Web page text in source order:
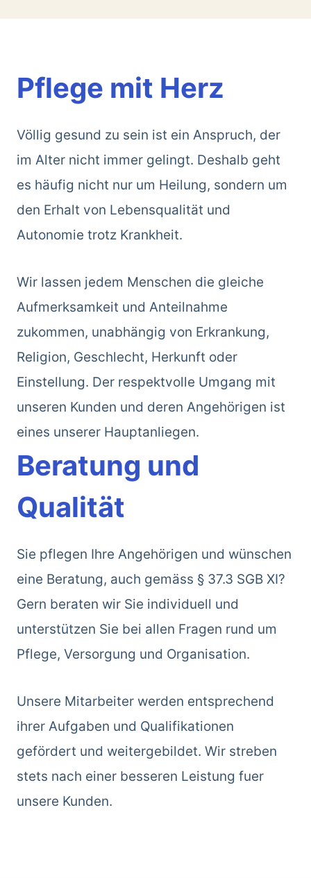
Pflege mit Herz
Völlig gesund zu sein ist ein Anspruch, der
im Alter nicht immer gelingt. Deshalb geht
es häufig nicht nur um Heilung, sondern um
den Erhalt von Lebensqualität und
Autonomie trotz Krankheit.
Wir lassen jedem Menschen die gleiche
Aufmerksamkeit und Anteilnahme
zukommen, unabhängig von Erkrankung,
Religion, Geschlecht, Herkunft oder
Einstellung. Der respektvolle Umgang mit
unseren Kunden und deren Angehörigen ist
eines unserer Hauptanliegen.
Beratung und
Qualität
Sie pflegen Ihre Angehörigen und wünschen
eine Beratung, auch gemäss § 37.3 SGB XI?
Gern beraten wir Sie individuell und
unterstützen Sie bei allen Fragen rund um
Pflege, Versorgung und Organisation.
Unsere Mitarbeiter werden entsprechend
ihrer Aufgaben und Qualifikationen
gefördert und weitergebildet. Wir streben
stets nach einer besseren Leistung fuer
unsere Kunden.